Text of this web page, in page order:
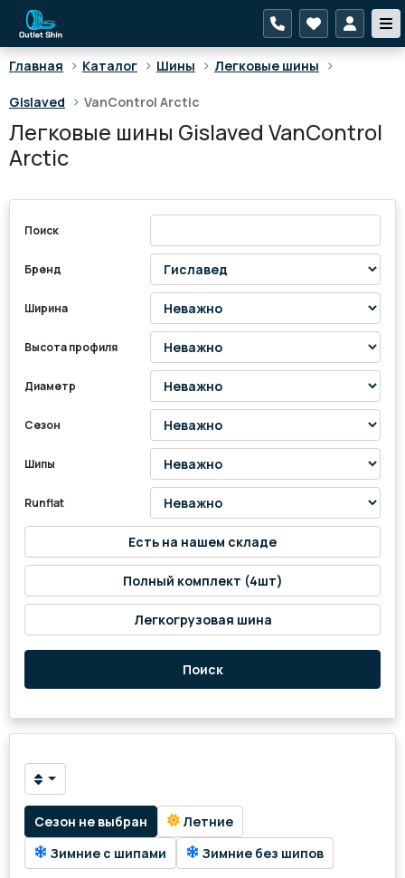
Главная > Каталог > Шины > Легковые шины >
Gislaved > VanControl Arctic
Легковые шины Gislaved VanControl
Arctic
Поиск
Бренд
Ширина
Высота профиля
Диаметр
Сезон
Шипы
Runflat
Есть на нашем складе
Полный комплект (4шт)
Легкогрузовая шина
Поиск
Сезон не выбран
Летние
Зимние с шипами
Зимние без шипов